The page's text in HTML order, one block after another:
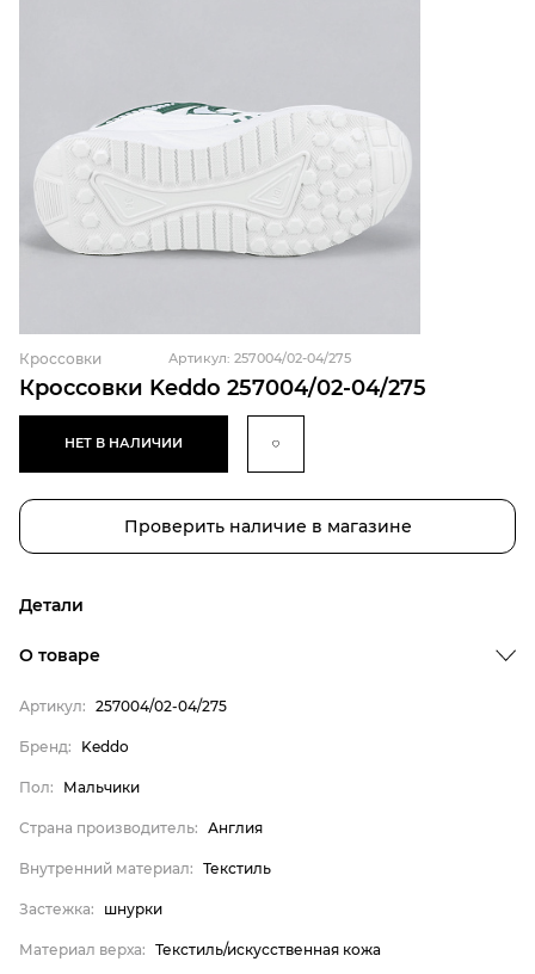
Кроссовки Keddo 257004/02-04/275
Кроссовки Артикул: 257004/02-04/275
НЕТ В НАЛИЧИИ
Проверить наличие в магазине
Детали
Страна производитель
Внутренний материал
Застежка
Материал верха
Материал подошвы
Материал стельки
Мальчики
О товаре
Артикул: 257004/02-04/275
Бренд: Keddo
Пол: Мальчики
Страна производитель: Англия
Внутренний материал: Текстиль
Застежка: шнурки
Материал верха: Текстиль/искусственная кожа